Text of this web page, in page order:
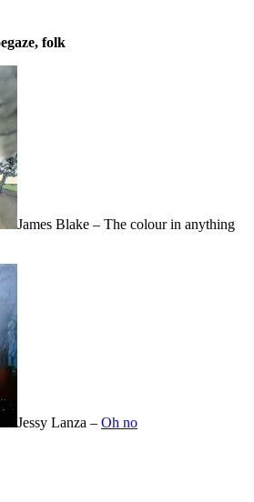
folk
James Blake – The colour in anything
Jessy Lanza – Oh no